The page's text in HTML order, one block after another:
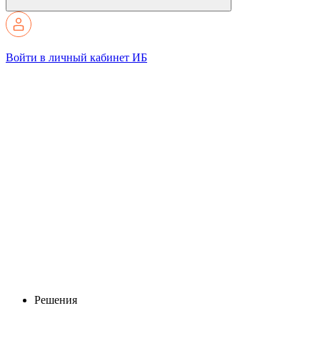
Войти в личный кабинет ИБ
Решения